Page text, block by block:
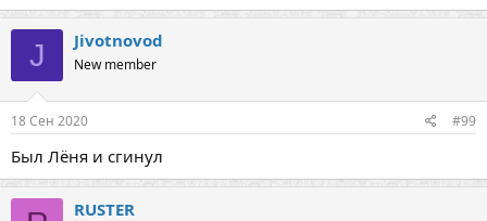
J Jivotnovod
New member
18 Сен 2020 #99
Был Лёня и сгинул
RUSTER